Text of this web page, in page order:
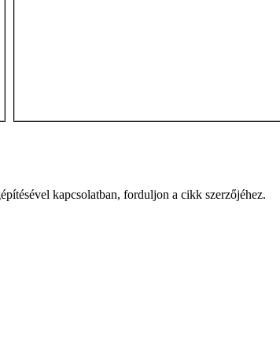
kapcsolatban, forduljon a cikk szerzőjéhez.